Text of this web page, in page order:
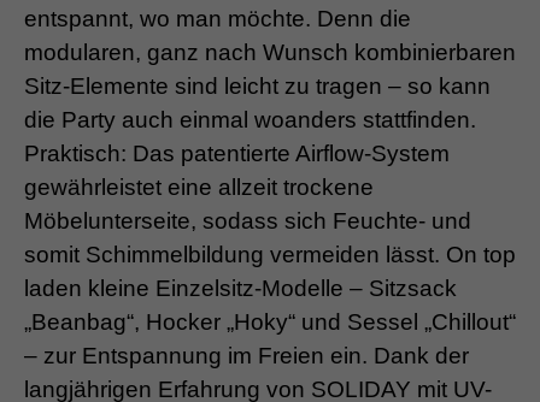
entspannt, wo man möchte. Denn die
modularen, ganz nach Wunsch kombinierbaren
Sitz-Elemente sind leicht zu tragen – so kann
die Party auch einmal woanders stattfinden.
Praktisch: Das patentierte Airflow-System
gewährleistet eine allzeit trockene
Möbelunterseite, sodass sich Feuchte- und
somit Schimmelbildung vermeiden lässt. On top
laden kleine Einzelsitz-Modelle – Sitzsack
„Beanbag“, Hocker „Hoky“ und Sessel „Chillout“
– zur Entspannung im Freien ein. Dank der
langjährigen Erfahrung von SOLIDAY mit UV-